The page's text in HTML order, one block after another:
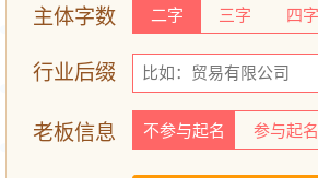
主体字数 二字 三字 四字
行业后缀
老板信息 不参与起名 参与起名